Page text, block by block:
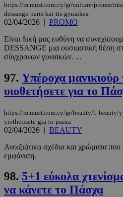
https://m.must.com.cy/gr/culture/promo/
dessange-paris-kai-tis-gynaikes
02/04/2026 | PROMO
Είναι δική μας ευθύνη να
DESSANGE μια ουσιαστική θέση
σύγχρονων γυναικών. ...
97. Υπέροχα μανικιούρ
υιοθετήσετε για το
https://m.must.com.cy/gr/beauty/1-
yiothetisete-gia-to-pasxa
02/04/2026 | BEAUTY
Ανοιξιάτικα σχέδια και χρώματα
εμφάνιση.
98. 5+1 εύκολα
να κάνετε το Πάσχα